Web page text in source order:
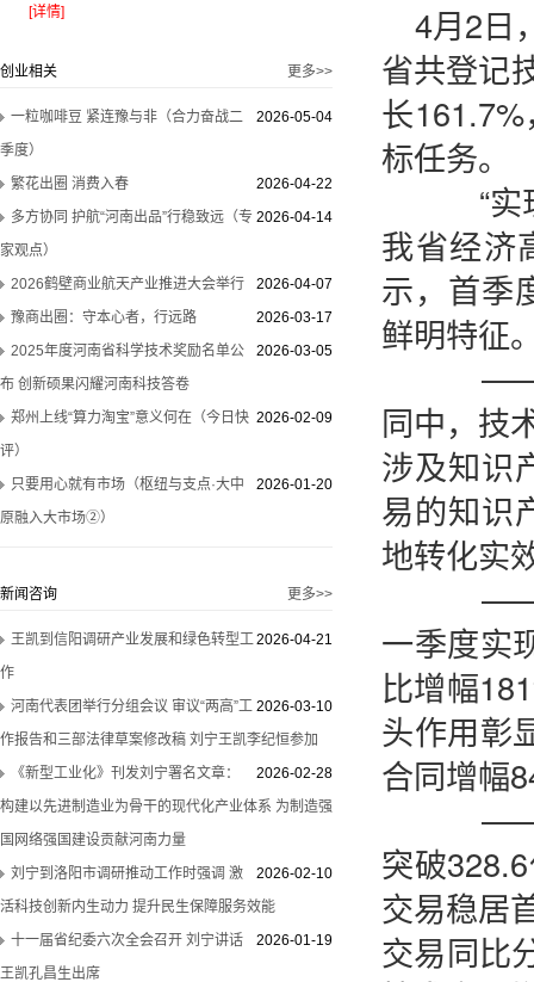
[详情]
更多>>
创业相关
2026-05-04
一粒咖啡豆 紧连豫与非（合力奋战二
季度）
2026-04-22
繁花出圈 消费入春
2026-04-14
多方协同 护航“河南出品”行稳致远（专
家观点）
2026-04-07
2026鹤壁商业航天产业推进大会举行
2026-03-17
豫商出圈：守本心者，行远路
2026-03-05
2025年度河南省科学技术奖励名单公
布 创新硕果闪耀河南科技答卷
2026-02-09
郑州上线“算力淘宝”意义何在（今日快
评）
2026-01-20
只要用心就有市场（枢纽与支点·大中
原融入大市场②）
更多>>
新闻咨询
2026-04-21
王凯到信阳调研产业发展和绿色转型工
作
2026-03-10
河南代表团举行分组会议 审议“两高”工
作报告和三部法律草案修改稿 刘宁王凯李纪恒参加
2026-02-28
《新型工业化》刊发刘宁署名文章：
构建以先进制造业为骨干的现代化产业体系 为制造强
国网络强国建设贡献河南力量
2026-02-10
刘宁到洛阳市调研推动工作时强调 激
活科技创新内生动力 提升民生保障服务效能
2026-01-19
十一届省纪委六次全会召开 刘宁讲话
王凯孔昌生出席
4月2日
省共登记
长
标任务。
“实现
我省经济
示，首季
鲜明特征
——技
同中，技
涉及知识
易的知识
地转化实
——创
一季度实
比增幅
头作用彰
合同增幅
——高
突破
交易稳居
交易同比